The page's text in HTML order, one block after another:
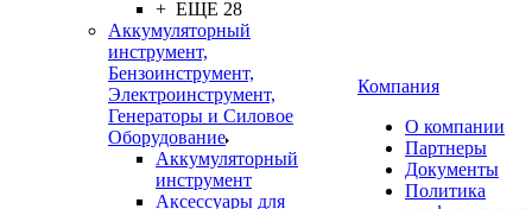
+ ЕЩЕ 28
Аккумуляторный
инструмент,
Бензоинструмент,
Электроинструмент,
Генераторы и Силовое
Оборудование
Аккумуляторный
инструмент
Аксессуары для
Компания
О компании
Партнеры
Документы
Политика